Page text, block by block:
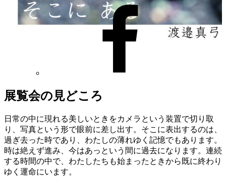
展覧会の見どころ
日常の中に現れる美しいときをカメラという装置で切り取
り、写真という形で眼前に差し出す。そこに表出するのは、
過ぎ去った時であり、わたしの薄れゆく記憶でもあります。
時は絶えず進み、今はあっという間に過去になります。連続
する時間の中で、わたしたちも始まったときから既に終わり
ゆく運命にいます。